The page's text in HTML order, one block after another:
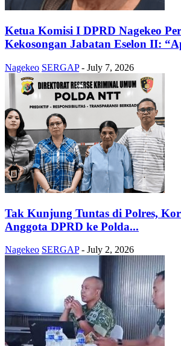
Ketua Komisi I DPRD Nagekeo
Kekosongan Jabatan Eselon II:
Nagekeo SERGAP - July 7, 2026
Tak Kunjung Tuntas di Polres,
Anggota DPRD ke Polda...
Nagekeo SERGAP - July 2, 2026